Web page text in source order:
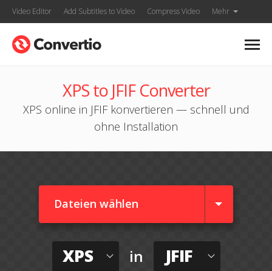
Video Editor Add Subtitles to Video Compress Video Mehr
XPS to JFIF Converter
XPS online in JFIF konvertieren — schnell und
ohne Installation
Dateien wählen
XPS in JFIF